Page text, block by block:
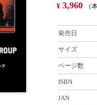
¥ 3,960 （
発売日
サイズ
ページ数
ISBN
JAN